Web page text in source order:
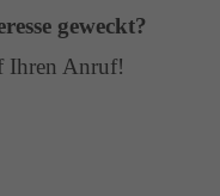
geweckt?
Ihren Anruf!